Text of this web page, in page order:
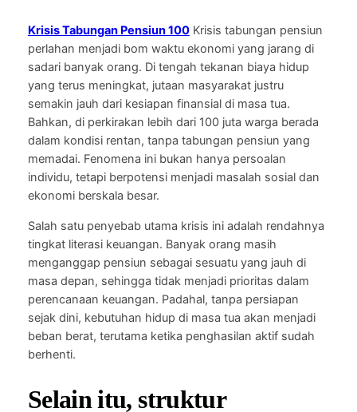
Krisis Tabungan Pensiun 100Krisis tabungan pensiun
perlahan menjadi bom waktu ekonomi yang jarang di
sadari banyak orang. Di tengah tekanan biaya hidup
yang terus meningkat, jutaan masyarakat justru
semakin jauh dari kesiapan finansial di masa tua.
Bahkan, di perkirakan lebih dari 100 juta warga berada
dalam kondisi rentan, tanpa tabungan pensiun yang
memadai. Fenomena ini bukan hanya persoalan
individu, tetapi berpotensi menjadi masalah sosial dan
ekonomi berskala besar.
Salah satu penyebab utama krisis ini adalah rendahnya
tingkat literasi keuangan. Banyak orang masih
menganggap pensiun sebagai sesuatu yang jauh di
masa depan, sehingga tidak menjadi prioritas dalam
perencanaan keuangan. Padahal, tanpa persiapan
sejak dini, kebutuhan hidup di masa tua akan menjadi
beban berat, terutama ketika penghasilan aktif sudah
berhenti.
Selain itu, struktur